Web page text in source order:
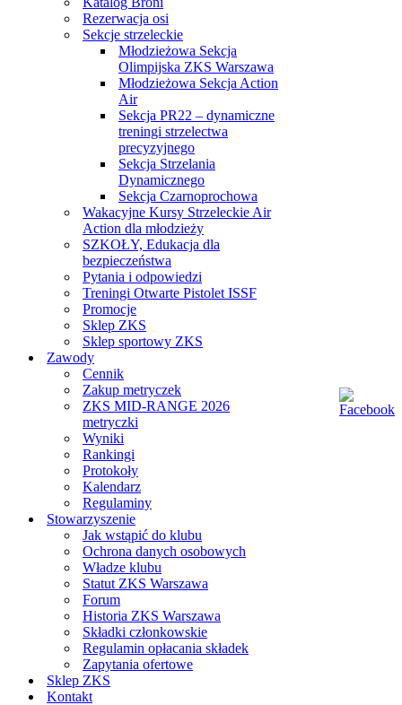
Rezerwacja osi
Sekcje strzeleckie
Młodzieżowa Sekcja
Olimpijska ZKS Warszawa
Młodzieżowa Sekcja Action
Air
Sekcja PR22 – dynamiczne
treningi strzelectwa
precyzyjnego
Sekcja Strzelania
Dynamicznego
Sekcja Czarnoprochowa
Wakacyjne Kursy Strzeleckie Air
Action dla młodzieży
SZKOŁY, Edukacja dla
bezpieczeństwa
Pytania i odpowiedzi
Treningi Otwarte Pistolet ISSF
Promocje
Sklep ZKS
Sklep sportowy ZKS
Zawody
Cennik
Zakup metryczek
ZKS MID-RANGE 2026
metryczki
Wyniki
Rankingi
Protokoły
Kalendarz
Regulaminy
Stowarzyszenie
Jak wstąpić do klubu
Ochrona danych osobowych
Władze klubu
Statut ZKS Warszawa
Forum
Historia ZKS Warszawa
Składki członkowskie
Regulamin opłacania składek
Zapytania ofertowe
Sklep ZKS
Kontakt